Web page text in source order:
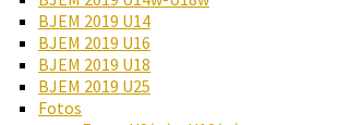
BJEM 2019 U14
BJEM 2019 U16
BJEM 2019 U18
BJEM 2019 U25
Fotos